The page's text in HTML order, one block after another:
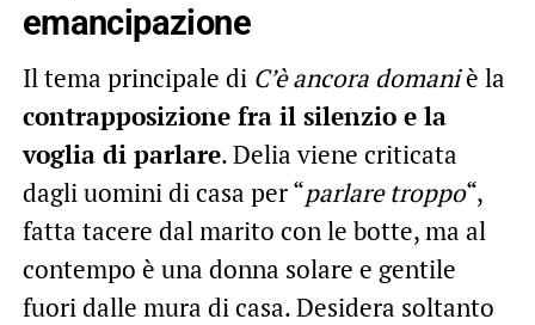
emancipazione
Il tema principale di C’è ancora domaniè la
contrapposizione fra il silenzio e la
voglia di parlare. Delia viene criticata
dagli uomini di casa per “parlare troppo“,
fatta tacere dal marito con le botte, ma al
contempo è una donna solare e gentile
fuori dalle mura di casa. Desidera soltanto